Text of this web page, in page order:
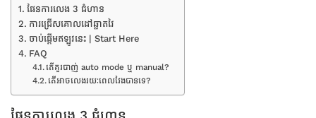
ផែនការលេង 3 ជំហាន
ការជ្រើសគោលដៅឆ្លាតវៃ
ចាប់ផ្តើមឥឡូវនេះ | Start Here
FAQ
តើគួរបាញ់ auto mode ឬ manual?
តើអាចលេងរយៈពេលវែងបានទេ?